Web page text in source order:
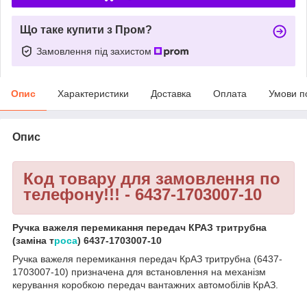
Що таке купити з Пром?
Замовлення під захистом
Опис Характеристики Доставка Оплата Умови
Опис
Код товару для замовлення по
телефону!!! - 6437-1703007-10
Ручка важеля перемикання передач КРАЗ тритрубна
(заміна троса) 6437-1703007-10
Ручка важеля перемикання передач КрАЗ тритрубна (6437-
1703007-10) призначена для встановлення на механізм
керування коробкою передач вантажних автомобілів КрАЗ.